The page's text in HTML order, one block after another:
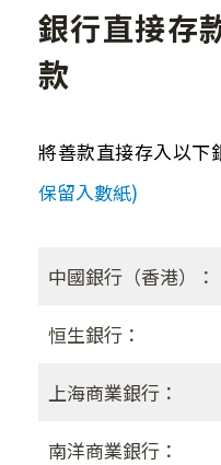
銀行直接存
款
將善款直接存入以下
保留入數紙)
中國銀行（香港）：
恒生銀行：
上海商業銀行：
南洋商業銀行：